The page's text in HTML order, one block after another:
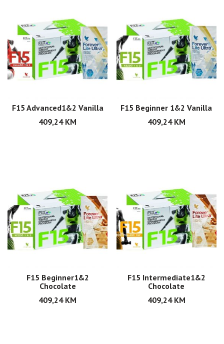
F15 Advanced1&2 Vanilla
409,24 KM
F15 Beginner 1&2 Vanilla
409,24 KM
F15 Beginner1&2
Chocolate
409,24 KM
F15 Intermediate1&2
Chocolate
409,24 KM